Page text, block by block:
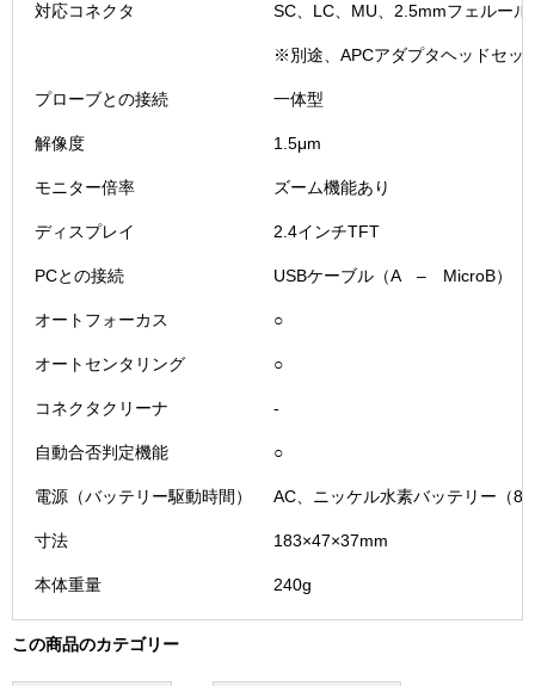
対応コネクタ SC、LC、MU、2.5mmフェルー
※別途、APCアダプタヘッドセッ
プローブとの接続 一体型
解像度 1.5μm
モニター倍率 ズーム機能あり
ディスプレイ 2.4インチTFT
PCとの接続 USBケーブル（A – MicroB）
オートフォーカス ○
オートセンタリング ○
コネクタクリーナ -
自動合否判定機能 ○
電源（バッテリー駆動時間） AC、ニッケル水素バッテリー（8
寸法 183×47×37mm
本体重量 240g
この商品のカテゴリー